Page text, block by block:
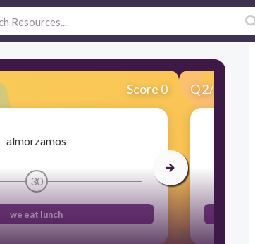
Score 0
almorzamos
30
we eat lunch
Q2/107